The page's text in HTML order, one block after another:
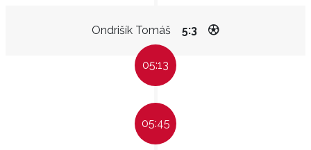
Ondrišík Tomáš 5:3
05:13
05:45